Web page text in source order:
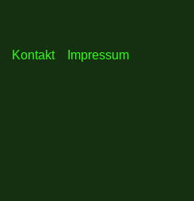
Kontakt Impressum